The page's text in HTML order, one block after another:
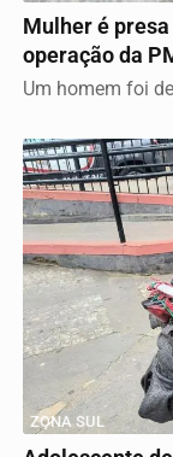
Mulher é
operação da
Um homem foi
ZONA SUL